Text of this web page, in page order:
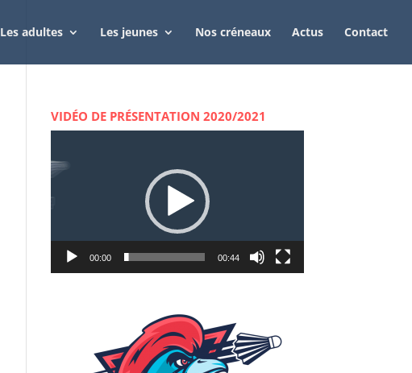
Les adultes Les jeunes Nos créneaux Actus Contact
VIDÉO DE PRÉSENTATION 2020/2021
vidéo
00:00 00:44